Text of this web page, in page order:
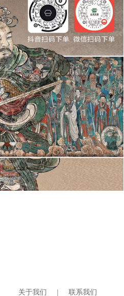
关于我们 联系我们